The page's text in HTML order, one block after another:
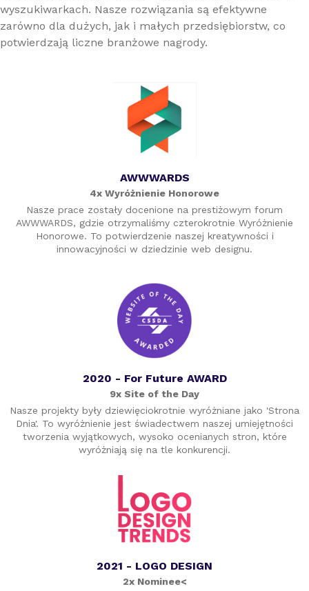
wyszukiwarkach. Nasze rozwiązania są efektywne
zarówno dla dużych, jak i małych przedsiębiorstw, co
potwierdzają liczne branżowe nagrody.
AWWWARDS
4x Wyróżnienie Honorowe
Nasze prace zostały docenione na prestiżowym forum
AWWWARDS, gdzie otrzymaliśmy czterokrotnie Wyróżnienie
Honorowe. To potwierdzenie naszej kreatywności i
innowacyjności w dziedzinie web designu.
2020 - For Future AWARD
9x Site of the Day
Nasze projekty były dziewięciokrotnie wyróżniane jako 'Strona
Dnia'. To wyróżnienie jest świadectwem naszej umiejętności
tworzenia wyjątkowych, wysoko ocenianych stron, które
wyróżniają się na tle konkurencji.
2021 - LOGO DESIGN
2x Nominee<